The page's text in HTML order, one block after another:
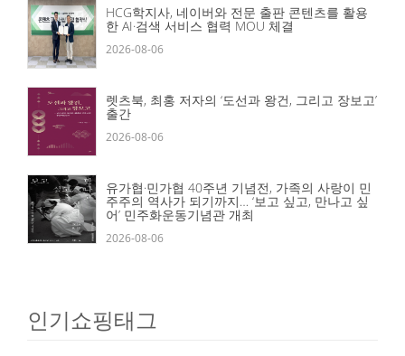
HCG학지사, 네이버와 전문 출판 콘텐츠를 활용
한 AI·검색 서비스 협력 MOU 체결
2026-08-06
렛츠북, 최홍 저자의 ‘도선과 왕건, 그리고 장보고’
출간
2026-08-06
유가협·민가협 40주년 기념전, 가족의 사랑이 민
주주의 역사가 되기까지… ‘보고 싶고, 만나고 싶
어’ 민주화운동기념관 개최
2026-08-06
인기쇼핑태그